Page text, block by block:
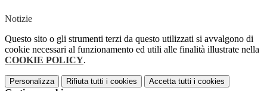
Notizie
Questo sito o gli strumenti terzi da questo utilizzati si avvalgono di
cookie necessari al funzionamento ed utili alle finalità illustrate nella
COOKIE POLICY.
Personalizza Rifiuta tutti i cookies Accetta tutti i cookies